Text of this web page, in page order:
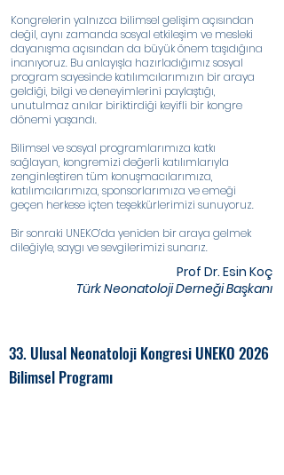
Kongrelerin yalnızca bilimsel gelişim açısından
değil, aynı zamanda sosyal etkileşim ve mesleki
dayanışma açısından da büyük önem taşıdığına
inanıyoruz. Bu anlayışla hazırladığımız sosyal
program sayesinde katılımcılarımızın bir araya
geldiği, bilgi ve deneyimlerini paylaştığı,
unutulmaz anılar biriktirdiği keyifli bir kongre
dönemi yaşandı.
Bilimsel ve sosyal programlarımıza katkı
sağlayan, kongremizi değerli katılımlarıyla
zenginleştiren tüm konuşmacılarımıza,
katılımcılarımıza, sponsorlarımıza ve emeği
geçen herkese içten teşekkürlerimizi sunuyoruz.
Bir sonraki UNEKO’da yeniden bir araya gelmek
dileğiyle, saygı ve sevgilerimizi sunarız.
Prof Dr. Esin Koç
Türk Neonatoloji Derneği Başkanı
33. Ulusal Neonatoloji Kongresi UNEKO 2026
Bilimsel Programı